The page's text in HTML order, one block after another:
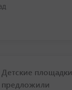
Детские площадки
предложили